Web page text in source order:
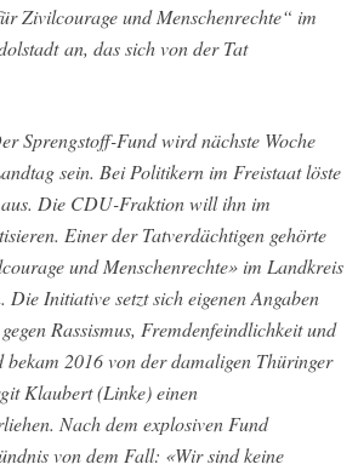
Zivilcourage und Menschenrechte“ im
an, das sich von der Tat
Sprengstoff-Fund wird nächste Woche
sein. Bei Politikern im Freistaat löste
Die CDU-Fraktion will ihn im
Einer der Tatverdächtigen gehörte
und Menschenrechte» im Landkreis
Die Initiative setzt sich eigenen Angaben
Rassismus, Fremdenfeindlichkeit und
bekam 2016 von der damaligen Thüringer
Klaubert (Linke) einen
Nach dem explosiven Fund
von dem Fall: «Wir sind keine